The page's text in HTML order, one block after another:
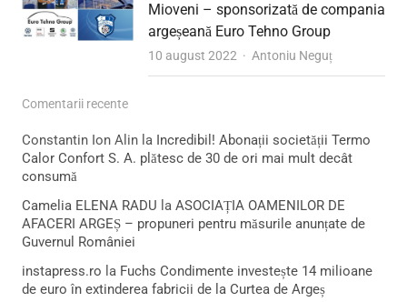
Mioveni – sponsorizată de compania
argeșeană Euro Tehno Group
10 august 2022 Author
Antoniu Neguț
Comentarii recente
Constantin Ion Alin la Incredibil! Abonații societății Termo
Calor Confort S. A. plătesc de 30 de ori mai mult decât
consumă
Camelia ELENA RADU la ASOCIAȚIA OAMENILOR DE
AFACERI ARGEȘ – propuneri pentru măsurile anunțate de
Guvernul României
instapress.ro la Fuchs Condimente investește 14 milioane
de euro în extinderea fabricii de la Curtea de Argeș